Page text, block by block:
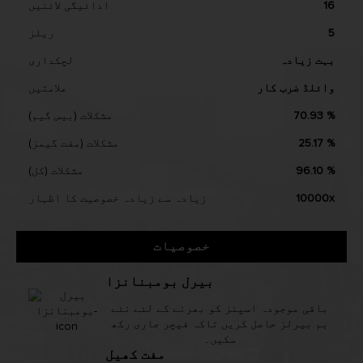
ادائیگی لائنیں 16
ریلز 5
لچکداری بہت زیادہ
علامتیں وائلڈ ضرب کار
مشکلات (بیس گیم) 70.93 %
مشکلات (مفت گیمز) 25.17 %
مشکلات (کل) 96.10 %
زیادہ سے زیادہ خصوصیت کا اظہار 10000x
خصوصیات
بیرل بومبنانزا
باقی موجودہ اسپنز کو بھرنے کے لئے نئے
بم بیرلز حاصل کریں تاکہ فیچر جاری رکھ
سکیں۔
مفت کھیل